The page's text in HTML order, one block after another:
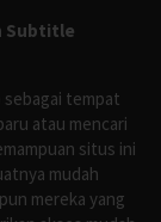
Subtitle
sebagai tempat
atau mencari
situs ini
mudah
mereka yang